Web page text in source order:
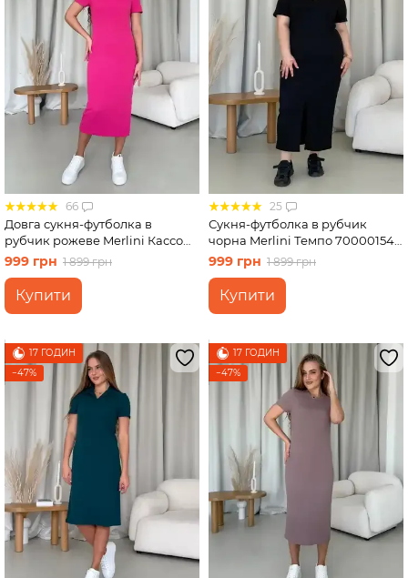
66
Довга сукня-футболка в
рубчик рожеве Merlini Кассо
700000128 розмір 42-44 (S-M)
999 грн 1 899 грн
Купити
25
Сукня-футболка в рубчик
чорна Merlini Темпо 700001541
розмір 2XL-3XL
999 грн 1 899 грн
Купити
17 ГОДИН
−47%
17 ГОДИН
−47%